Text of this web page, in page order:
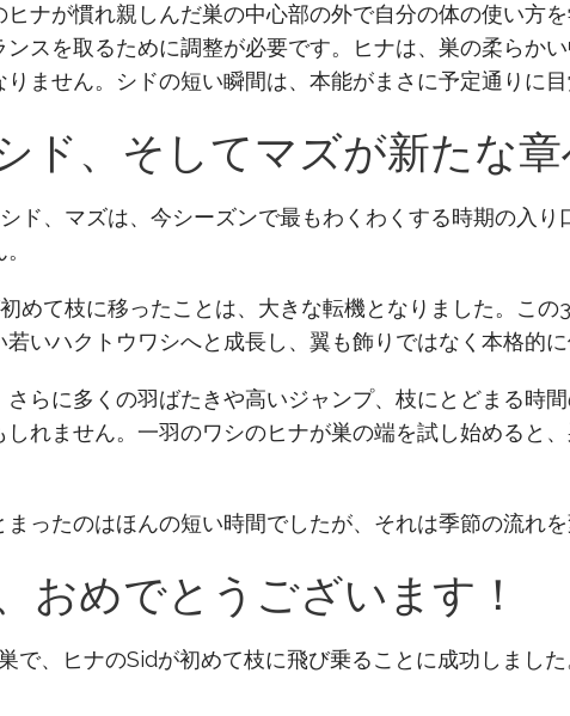
ナが慣れ親しんだ巣の中心部の外で自分の体の使い方
ンスを取るために調整が必要です。ヒナは、巣の柔らか
ません。シドの短い瞬間は、本能がまさに予定通りに
ド、そしてマズが新たな
ド、マズは、今シーズンで最もわくわくする時期の入
めて枝に移ったことは、大きな転機となりました。こ
いハクトウワシへと成長し、翼も飾りではなく本格的に
さらに多くの羽ばたきや高いジャンプ、枝にとどまる
れません。一羽のワシのヒナが巣の端を試し始めると
ったのはほんの短い時間でしたが、それは季節の流れを
おめでとうございます！
で、ヒナのSidが初めて枝に飛び乗ることに成功しまし